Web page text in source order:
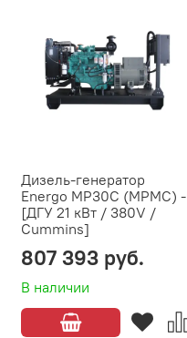
Дизель-генератор
Energo MP30C (MPMC) -
[ДГУ 21 кВт / 380V /
Cummins]
В наличии
807 393 руб.